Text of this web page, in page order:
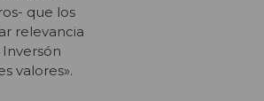
que los
relevancia
valores».